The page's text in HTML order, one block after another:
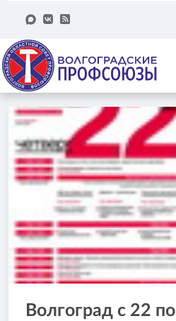
Волгоград с 22